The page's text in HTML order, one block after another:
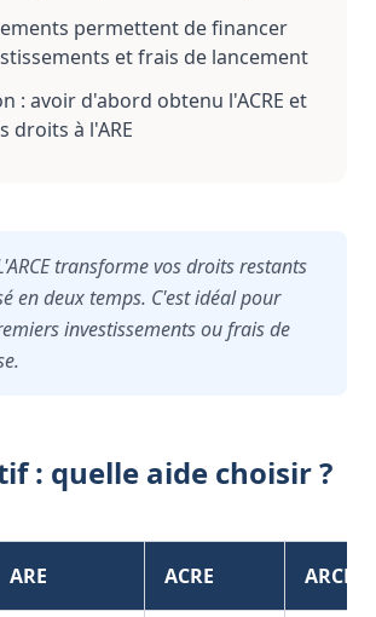
permettent de financer
et frais de lancement
: avoir d'abord obtenu l'ACRE et
droits à l'ARE
transforme vos droits restants
en deux temps. C'est idéal pour
investissements ou frais de
: quelle aide choisir ?
ARE ACRE ARCE